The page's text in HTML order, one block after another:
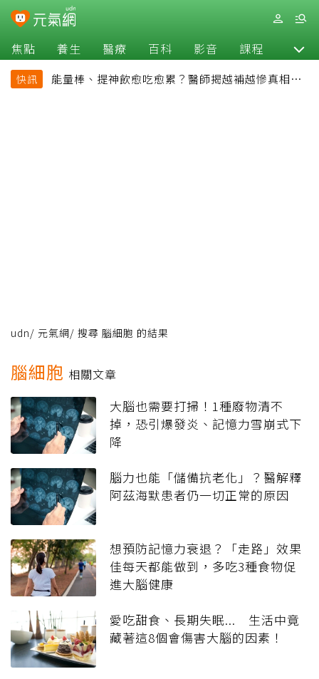
焦點 養生 醫療 百科 影音 課程 退休
快訊
能量棒、提神飲愈吃愈累？醫師揭越補越慘真相：
udn/ 元氣網/ 搜尋 腦細胞 的結果
腦細胞 相關文章
大腦也需要打掃！1種廢物清不
掉，恐引爆發炎、記憶力雪崩式下
降
腦力也能「儲備抗老化」？醫解釋
阿茲海默患者仍一切正常的原因
想預防記憶力衰退？「走路」效果
佳每天都能做到，多吃3種食物促
進大腦健康
愛吃甜食、長期失眠... 生活中竟
藏著這8個會傷害大腦的因素！